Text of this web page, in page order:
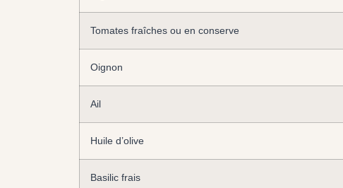
Tomates fraîches ou en conserve
Oignon
Ail
Huile d’olive
Basilic frais